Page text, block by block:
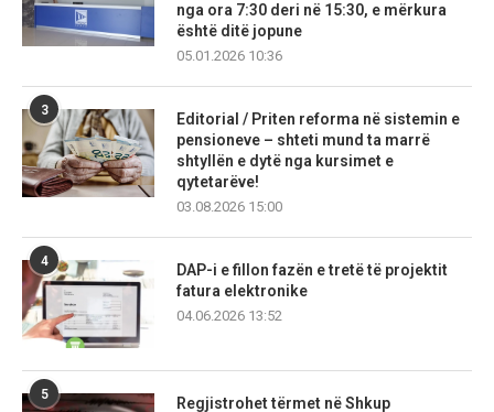
nga ora 7:30 deri në 15:30, e mërkura
është ditë jopune
05.01.2026 10:36
3
Editorial / Priten reforma në sistemin e
pensioneve – shteti mund ta marrë
shtyllën e dytë nga kursimet e
qytetarëve!
03.08.2026 15:00
4
DAP-i e fillon fazën e tretë të projektit
fatura elektronike
04.06.2026 13:52
5
Regjistrohet tërmet në Shkup